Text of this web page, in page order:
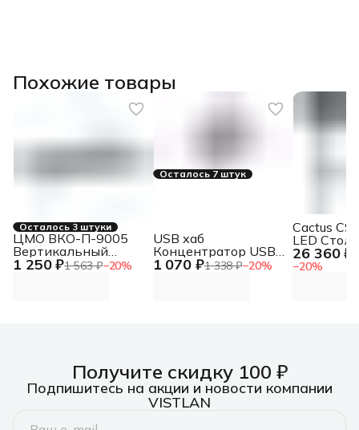
Похожие товары
Осталось 3 штуки
1 250 ₽1 563 ₽−20%
ЦМО ВКО-П-9005
Вертикальный
кабельный
Осталось 7 штук
1 070 ₽1 338 ₽−20%
USB хаб
Концентратор USB
2.0, 4xUSB 2.0, без
26 360 ₽
−20%
Cactus
LED Стол
Получите скидку 100 ₽
Подпишитесь на акции и новости компании
VISTLAN